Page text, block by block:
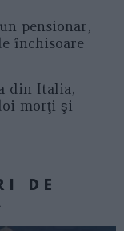
pensionar,
închisoare
din Italia,
morţi şi
DE